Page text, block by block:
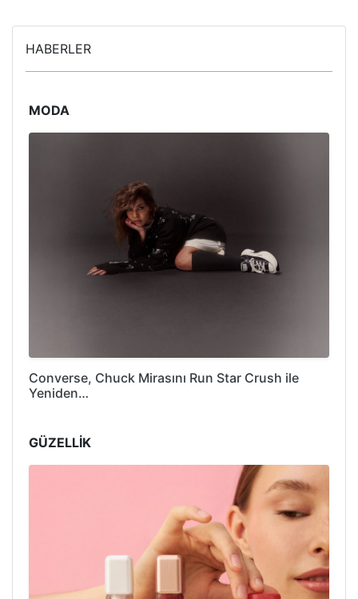
HABERLER
MODA
Converse, Chuck Mirasını Run Star Crush ile
Yeniden…
GÜZELLİK